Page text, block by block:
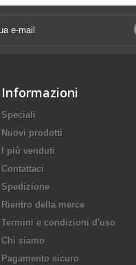
Informazioni
Speciali
Nuovi prodotti
I più venduti
Contattaci
Spedizione
Rientro della merce
Termini e condizioni d'uso
Chi siamo
Pagamento sicuro